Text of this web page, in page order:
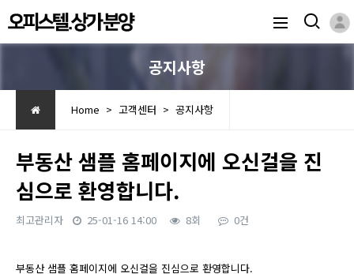
공지사항
Home > 고객센터 > 공지사항
부동산 샘플 홈페이지에 오신걸을 진
심으로 환영합니다.
최고관리자 25-01-16 14:00 8회 0건
부동산 샘플 홈페이지에 오신걸을 진심으로 환영합니다.